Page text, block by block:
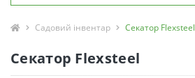
Садовий інвентар Секатор Flexsteel
Секатор Flexsteel